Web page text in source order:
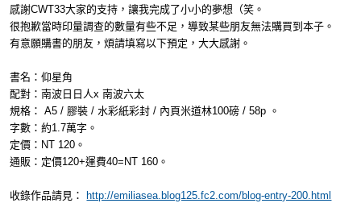
感謝CWT33大家的支持，讓我完成了小小的夢想（笑。
很抱歉當時印量調查的數量有些不足，導致某些朋友無法購買到本子。
有意願購書的朋友，煩請填寫以下預定，大大感謝。
書名：仰星角
配對：南波日日人x 南波六太
規格： A5 / 膠裝 / 水彩紙彩封 / 內頁米道林100磅 / 58p 。
字數：約1.7萬字。
定價：NT 120。
通販：定價120+運費40=NT 160。
收錄作品請見： http://emiliasea.blog125.fc2.com/blog-entry-200.html